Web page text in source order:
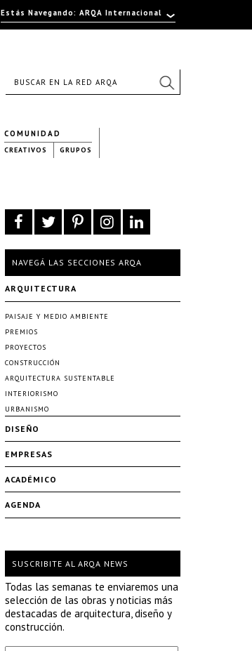
COMUNIDAD
CREATIVOS GRUPOS
NAVEGÁ LAS SECCIONES ARQA
ARQUITECTURA
PAISAJE Y MEDIO AMBIENTE
PREMIOS
PROYECTOS
CONSTRUCCIÓN
ARQUITECTURA SUSTENTABLE
INTERIORISMO
URBANISMO
DISEÑO
EMPRESAS
ACADÉMICO
AGENDA
SUSCRIBITE AL ARQA NEWS
Todas las semanas te enviaremos una
selección de las obras y noticias más
destacadas de arquitectura, diseño y
construcción.
Estás Navegando: ARQA Internacional